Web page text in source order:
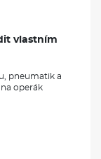
vlastním
pneumatik a
operák